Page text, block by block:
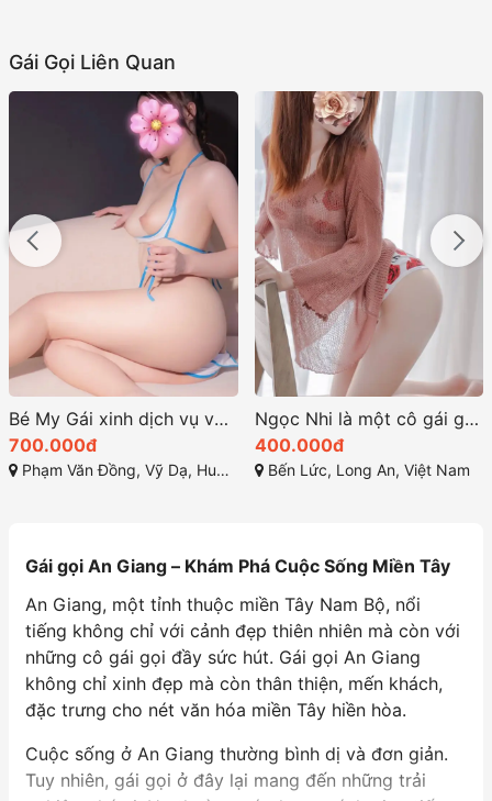
Gái Gọi Liên Quan
Bé My Gái xinh dịch vụ với chất lượng tuyệt hảo
700.000đ
Phạm Văn Đồng, Vỹ Dạ, Huế, Thừa Thiên Huế
Ngọc Nhi là một cô gái gọi bến lức xinh đẹp và thu hút
400.000đ
Bến Lức, Long An, Việt Nam
Gái gọi An Giang – Khám Phá Cuộc Sống Miền Tây
An Giang, một tỉnh thuộc miền Tây Nam Bộ, nổi
tiếng không chỉ với cảnh đẹp thiên nhiên mà còn với
những cô gái gọi đầy sức hút. Gái gọi An Giang
không chỉ xinh đẹp mà còn thân thiện, mến khách,
đặc trưng cho nét văn hóa miền Tây hiền hòa.
Cuộc sống ở An Giang thường bình dị và đơn giản.
Tuy nhiên, gái gọi ở đây lại mang đến những trải